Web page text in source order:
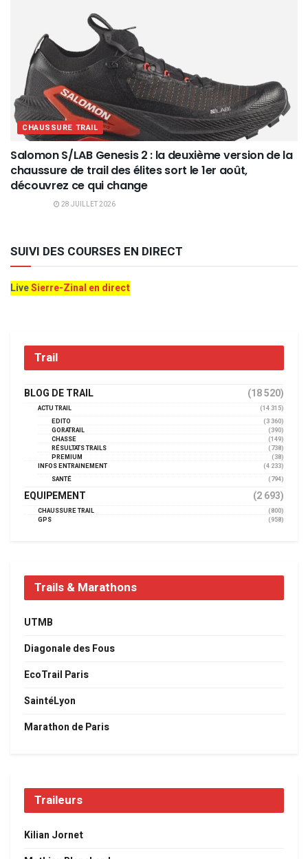
CHAUSSURE TRAIL
Salomon S/LAB Genesis 2 : la deuxième version de la
chaussure de trail des élites sort le 1er août,
découvrez ce qui change
28 JUILLET 2026
SUIVI DES COURSES EN DIRECT
LiveSierre-Zinal en direct
Trail
BLOG DE TRAIL (18 520)
ACTU TRAIL
(14 315)
EDITO
(3 360)
GORATRAIL
(390)
CHASSE
(149)
RÉSULTATS TRAILS
(738)
PREMIUM
(38)
INFOS ENTRAINEMENT
(4 233)
SANTÉ
(794)
EQUIPEMENT (2 693)
CHAUSSURE TRAIL
(800)
GPS
(958)
Trails & Marathons
UTMB
Diagonale des Fous
EcoTrail Paris
SaintéLyon
Marathon de Paris
Traileurs
Kilian Jornet